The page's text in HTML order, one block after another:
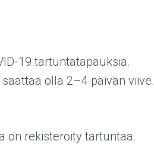
19 tartuntatapauksia.
olla 2–4 päivän viive.
on rekisteröity tartuntaa.